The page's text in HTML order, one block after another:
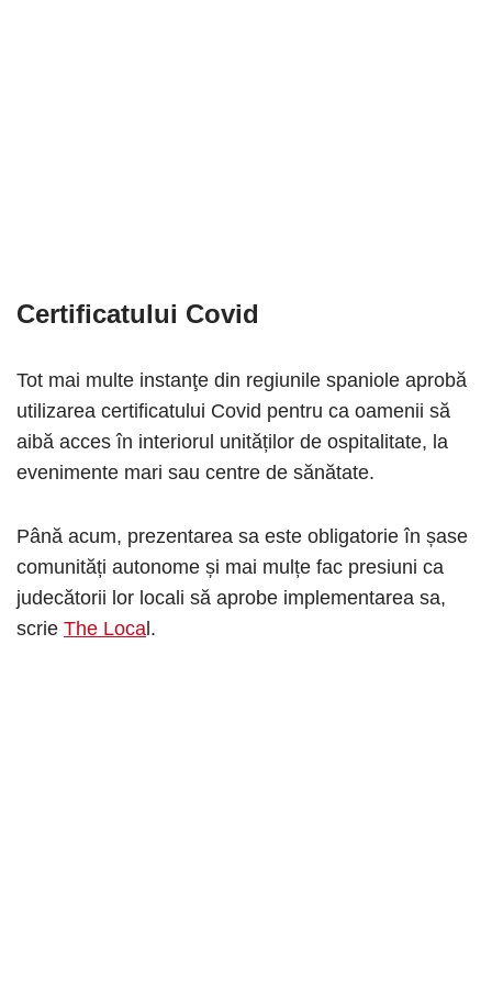
Certificatului Covid
Tot mai multe instanţe din regiunile spaniole aprobă
utilizarea certificatului Covid pentru ca oamenii să
aibă acces în interiorul unităților de ospitalitate, la
evenimente mari sau centre de sănătate.
Până acum, prezentarea sa este obligatorie în șase
comunități autonome și mai mulțe fac presiuni ca
judecătorii lor locali să aprobe implementarea sa,
scrie The Loca l.